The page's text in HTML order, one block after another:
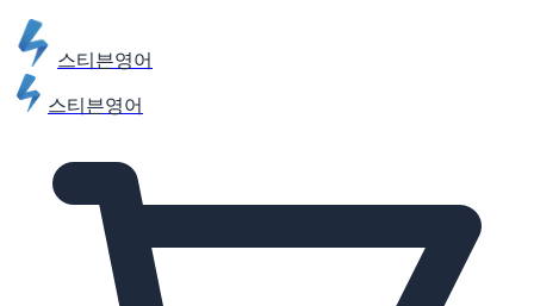
스티븐영어
스티븐영어